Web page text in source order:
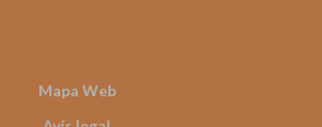
Mapa Web